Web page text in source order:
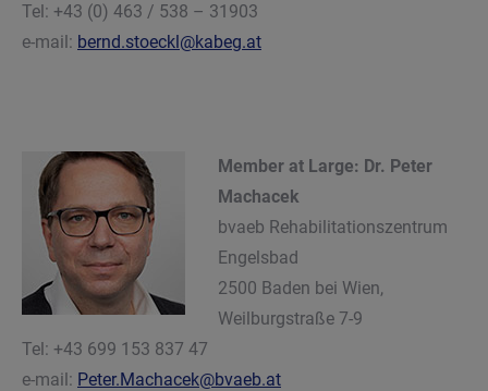
Tel: +43 (0) 463 / 538 – 31903
e-mail: bernd.stoeckl@kabeg.at
Member at Large: Dr. Peter
Machacek
bvaeb Rehabilitationszentrum
Engelsbad
2500 Baden bei Wien,
Weilburgstraße 7-9
Tel: +43 699 153 837 47
e-mail: Peter.Machacek@bvaeb.at